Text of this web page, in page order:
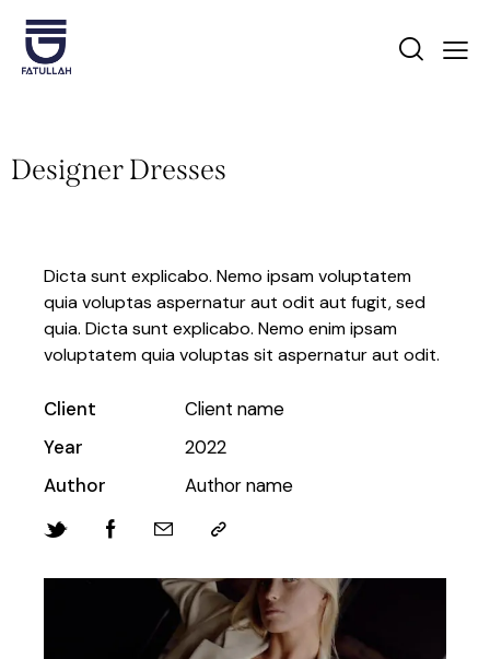
Designer Dresses
Dicta sunt explicabo. Nemo ipsam voluptatem
quia voluptas aspernatur aut odit aut fugit, sed
quia. Dicta sunt explicabo. Nemo enim ipsam
voluptatem quia voluptas sit aspernatur aut odit.
Client
Client name
Year
2022
Author
Author name